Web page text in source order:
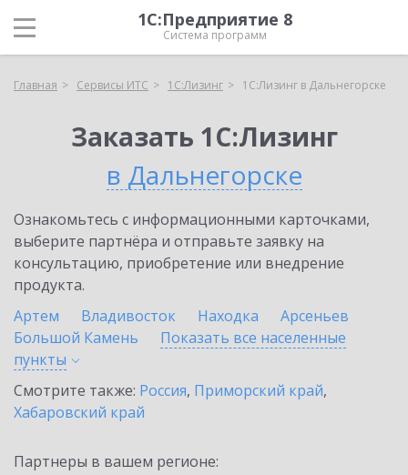
1С:Предприятие 8
Система программ
Главная Сервисы ИТС 1С:Лизинг 1С:Лизинг в Дальнегорске
Заказать 1С:Лизинг
в Дальнегорске
Ознакомьтесь с информационными карточками,
выберите партнёра и отправьте заявку на
консультацию, приобретение или внедрение
продукта.
Артем
Владивосток Находка
Арсеньев
Большой Камень
Показать все населенные
пункты
Смотрите также: Россия, Приморский край,
Хабаровский край
Партнеры в вашем регионе: